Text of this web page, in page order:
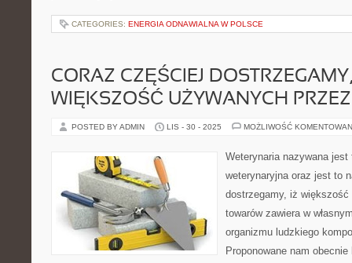
CATEGORIES: ENERGIA ODNAWIALNA W POLSCE
CORAZ CZĘŚCIEJ
WIĘKSZOŚĆ UŻYWANYCH
POSTED BY ADMIN LIS - 30 - 2025 MOŻLIWOŚĆ
Weterynaria nazywana
weterynaryjna oraz jest to
dostrzegamy, iż
towarów zawiera w
organizmu ludzkiego
Proponowane nam